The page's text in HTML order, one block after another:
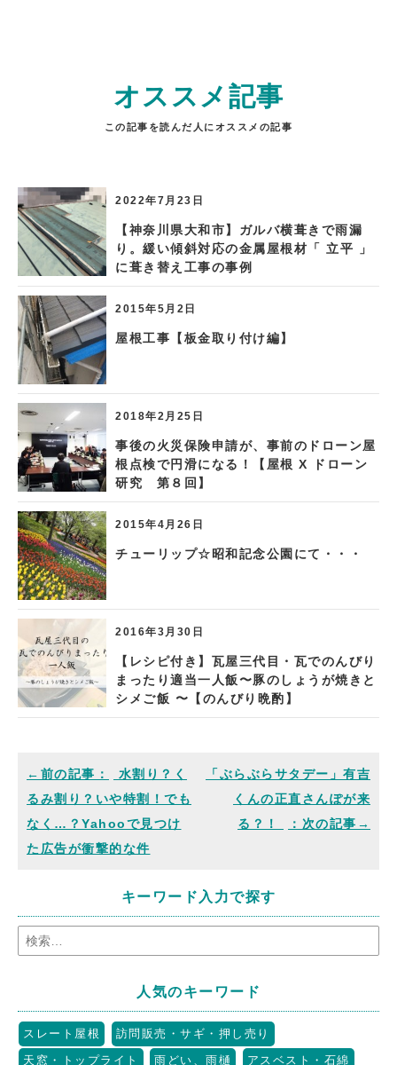
オススメ記事
この記事を読んだ人にオススメの記事
2022年7月23日
【神奈川県大和市】ガルバ横葺きで雨漏
り。緩い傾斜対応の金属屋根材「 立平 」
に葺き替え工事の事例
2015年5月2日
屋根工事【板金取り付け編】
2018年2月25日
事後の火災保険申請が、事前のドローン屋
根点検で円滑になる！【屋根 X ドローン
研究 第８回】
2015年4月26日
チューリップ☆昭和記念公園にて・・・
2016年3月30日
【レシピ付き】瓦屋三代目・瓦でのんびり
まったり適当一人飯〜豚のしょうが焼きと
シメご飯 〜【のんびり晩酌】
水割り？く
るみ割り？いや特割！でも
なく…？Yahooで見つけ
た広告が衝撃的な件
「ぶらぶらサタデー」有吉
くんの正直さんぽが来
る？！
キーワード入力で探す
人気のキーワード
スレート屋根
訪問販売・サギ・押し売り
天窓・トップライト
雨どい、雨樋 アスベスト・石綿